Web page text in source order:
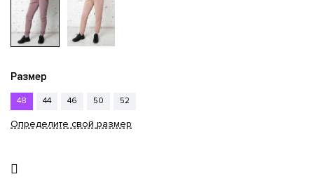
Размер
48 44 46 50 52
Определите свой размер